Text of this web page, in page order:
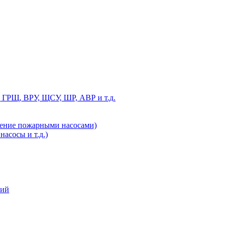
ГРЩ, ВРУ, ЩСУ, ШР, АВР и т.д.
пожарными насосами)
и т.д.)